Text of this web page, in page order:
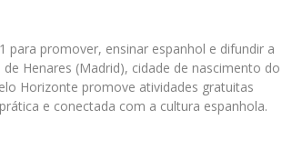
para promover, ensinar espanhol e difundir a
Henares (Madrid), cidade de nascimento do
Horizonte promove atividades gratuitas
e conectada com a cultura espanhola.